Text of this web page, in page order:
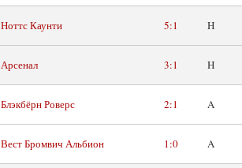
Ноттс Каунти 5:1 H
Арсенал 3:1 H
Блэкбёрн Роверс 2:1 A
Вест Бромвич Альбион 1:0 A